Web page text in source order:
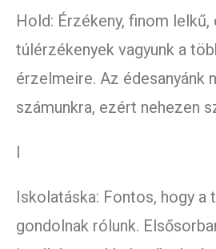
Hold: Érzékeny, finom lelkű,
túlérzékenyek vagyunk a
érzelmeire. Az édesanyánk
számunkra, ezért nehezen
I
Iskolatáska: Fontos, hogy a
gondolnak rólunk.